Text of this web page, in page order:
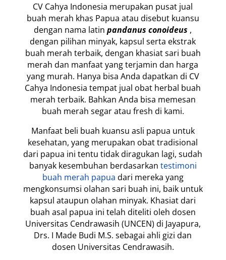
CV Cahya Indonesia merupakan pusat jual
buah merah khas Papua atau disebut kuansu
dengan nama latinpandanus conoideus ,
dengan pilihan minyak, kapsul serta ekstrak
buah merah terbaik, dengan khasiat sari buah
merah dan manfaat yang terjamin dan harga
yang murah. Hanya bisa Anda dapatkan di CV
Cahya Indonesia tempat jual obat herbal buah
merah terbaik. Bahkan Anda bisa memesan
buah merah segar atau fresh di kami.
Manfaat beli buah kuansu asli papua untuk
kesehatan, yang merupakan obat tradisional
dari papua ini tentu tidak diragukan lagi, sudah
banyak kesembuhan berdasarkan testimoni
buah merah papua dari mereka yang
mengkonsumsi olahan sari buah ini, baik untuk
kapsul ataupun olahan minyak. Khasiat dari
buah asal papua ini telah diteliti oleh dosen
Universitas Cendrawasih (UNCEN) di Jayapura,
Drs. I Made Budi M.S. sebagai ahli gizi dan
dosen Universitas Cendrawasih.